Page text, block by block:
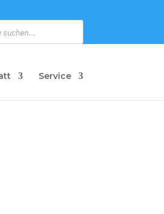
Service